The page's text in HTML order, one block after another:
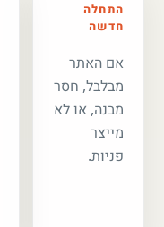
התחלה
חדשה
אם האתר
מבלבל, חסר
מבנה, או לא
מייצר
פניות.